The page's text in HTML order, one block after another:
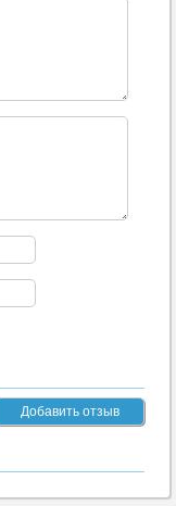
Добавить отзыв